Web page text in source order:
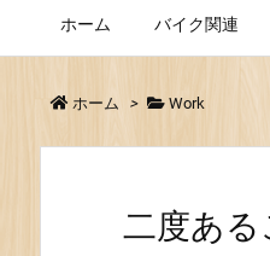
ホーム バイク関連
ホーム > Work
二度ある